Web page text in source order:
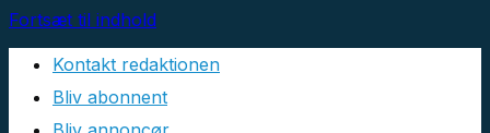
Fortsæt til indhold
Kontakt redaktionen
Bliv abonnent